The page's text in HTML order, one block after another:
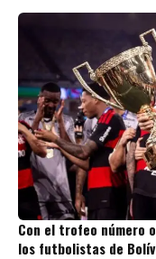
Con el trofeo número
los futbolistas de